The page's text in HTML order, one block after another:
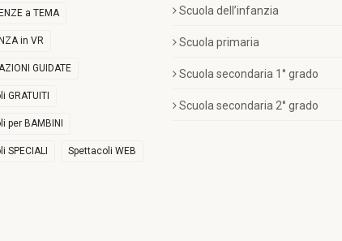
a TEMA
in VR
GUIDATE
GRATUITI
per BAMBINI
SPECIALI Spettacoli WEB
Scuola dell’infanzia
Scuola primaria
Scuola secondaria 1° grado
Scuola secondaria 2° grado